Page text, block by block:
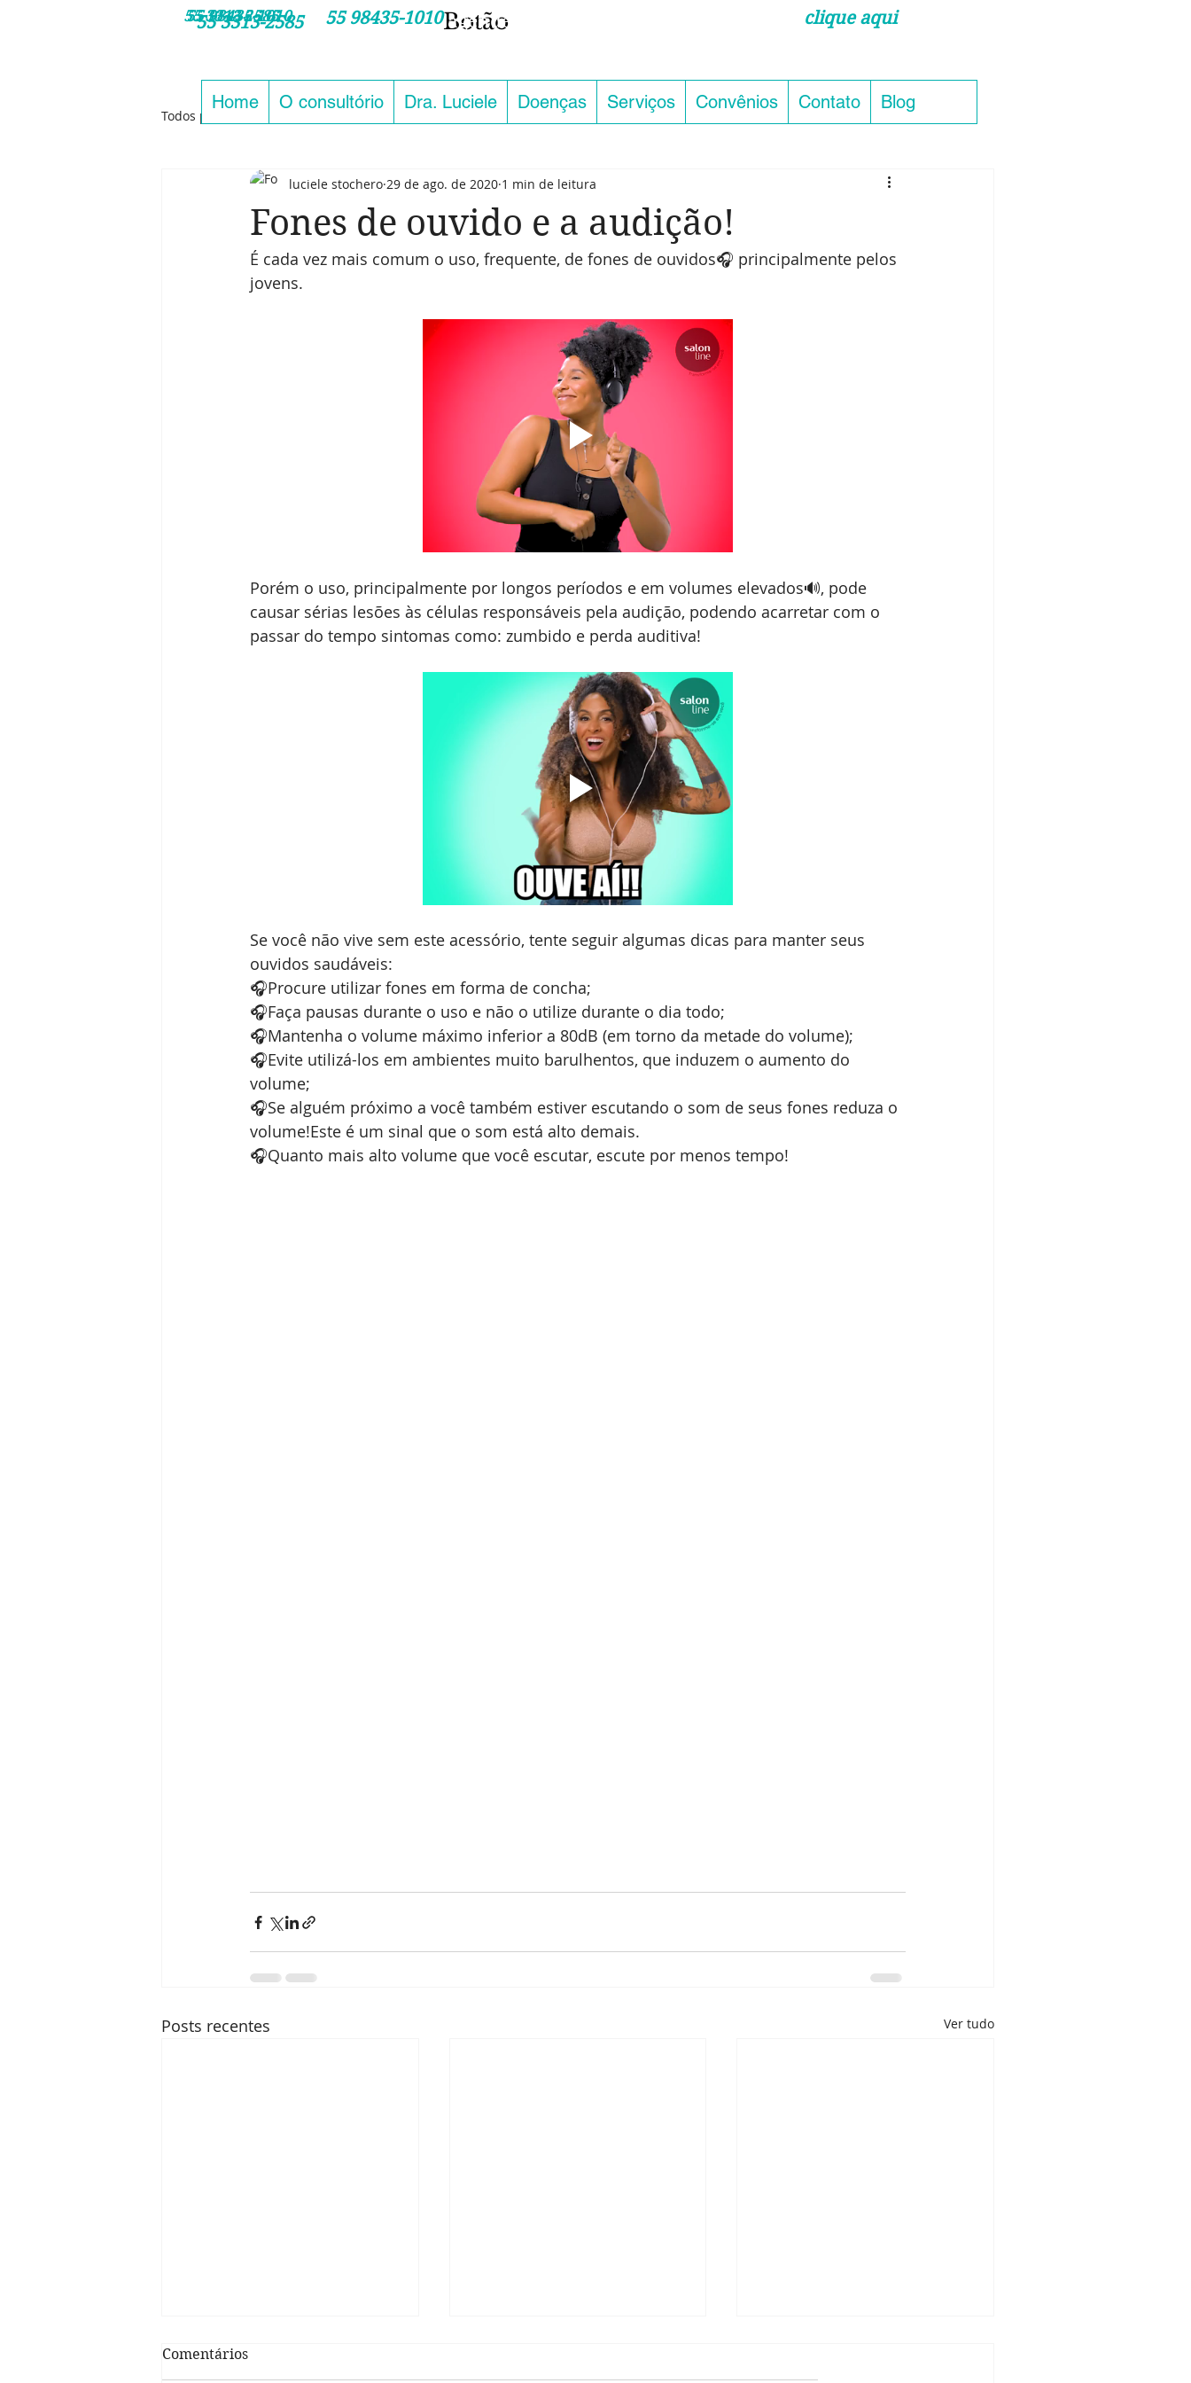
Clique nos números / e agende sua consulta pelo telefone ou e agende via whatsapp
55 98435-1010
55 3313-2585 clique aqui
Home O consultório Dra. Luciele Doenças Serviços Convênios Contato Blog
55 98435-1010
55 3313 2585 Botão
Todos posts
Fones de ouvido e a audição!
luciele stochero 29 de ago. de 2020 1 min de leitura
É cada vez mais comum o uso, frequente, de fones de ouvidos🎧 principalmente pelos
jovens.
Porém o uso, principalmente por longos períodos e em volumes elevados🔊, pode
causar sérias lesões às células responsáveis pela audição, podendo acarretar com o
passar do tempo sintomas como: zumbido e perda auditiva!
Se você não vive sem este acessório, tente seguir algumas dicas para manter seus
ouvidos saudáveis:
🎧Procure utilizar fones em forma de concha;
🎧Faça pausas durante o uso e não o utilize durante o dia todo;
🎧Mantenha o volume máximo inferior a 80dB (em torno da metade do volume);
🎧Evite utilizá-los em ambientes muito barulhentos, que induzem o aumento do
volume;
🎧Se alguém próximo a você também estiver escutando o som de seus fones reduza o
volume!Este é um sinal que o som está alto demais.
🎧Quanto mais alto volume que você escutar, escute por menos tempo!
Posts recentes Ver tudo
Comentários